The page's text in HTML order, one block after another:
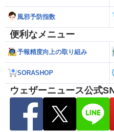
風邪予防指数
便利なメニュー
予報精度向上の取り組み
SORASHOP
ウェザーニュース公式